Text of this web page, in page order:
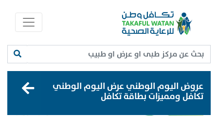
عروض اليوم الوطني عرض اليوم الوطني
تكافل ومميزات بطاقة تكافل